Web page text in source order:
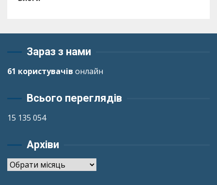
Зараз з нами
61 користувачів онлайн
Всього переглядів
15 135 054
Архіви
Архіви